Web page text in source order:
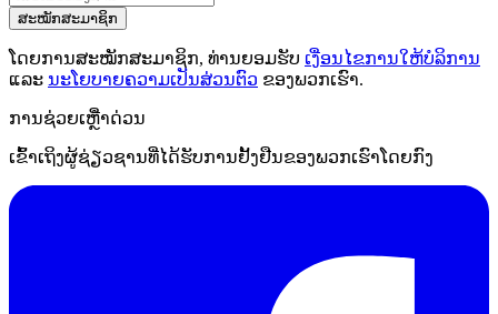
ສະໝັກສະມາຊິກ
ໂດຍການສະໝັກສະມາຊິກ, ທ່ານຍອມຮັບ ເງື່ອນໄຂການໃຫ້ບໍລິການ
ແລະ ນະໂຍບາຍຄວາມເປັນສ່ວນຕົວ ຂອງພວກເຮົາ.
ການຊ່ວຍເຫຼືໍາດ່ວນ
ເຂົ້າເຖິງຜູ້ຊ່ຽວຊານທີ່ໄດ້ຮັບການຢັ້ງຢືນຂອງພວກເຮົາໂດຍກົງ